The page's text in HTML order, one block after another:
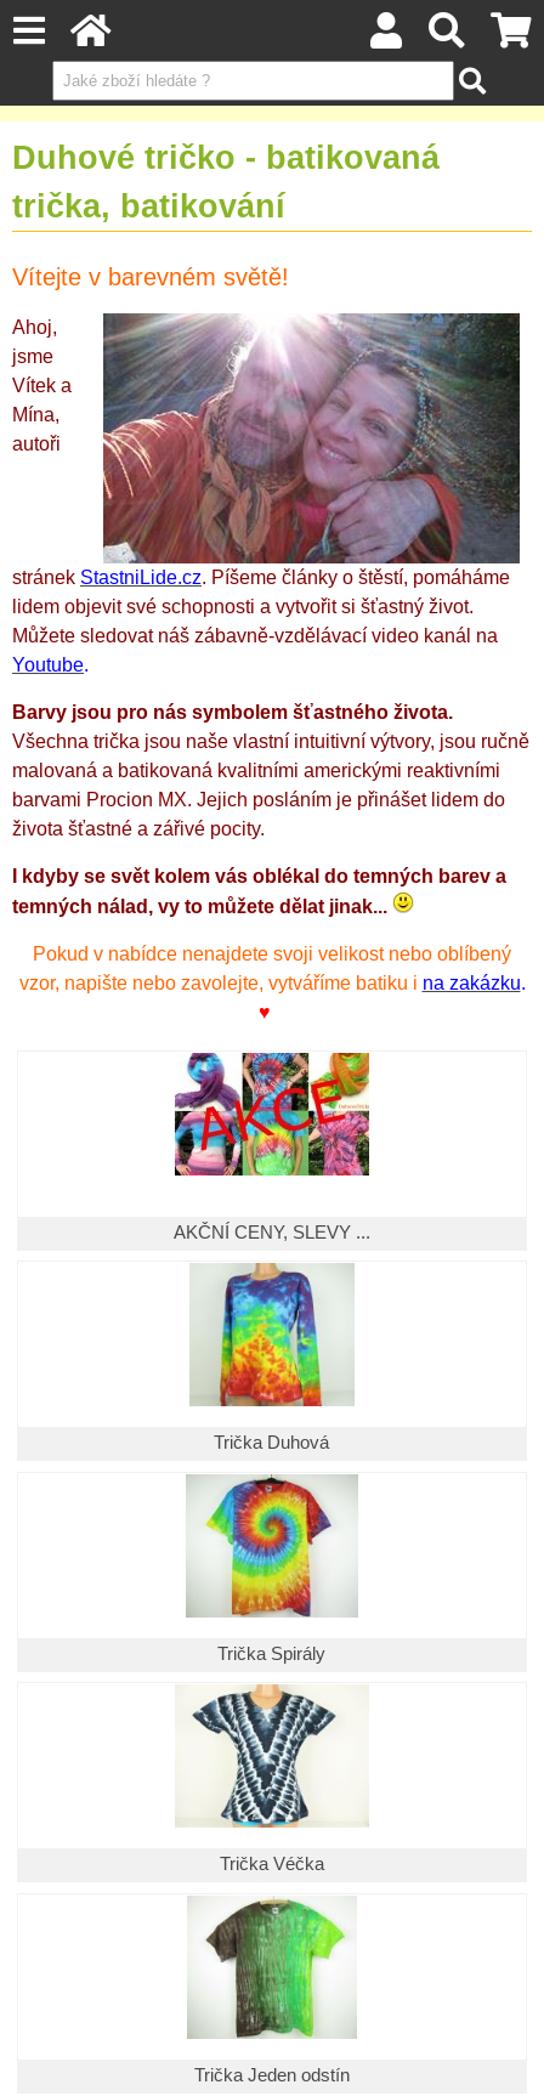
Duhové tričko - batikovaná
trička, batikování
Vítejte v barevném světě!
Ahoj,
jsme
Vítek a
Mína,
autoři
stránek StastniLide.cz. Píšeme články o štěstí, pomáháme
lidem objevit své schopnosti a vytvořit si šťastný život.
Můžete sledovat náš zábavně-vzdělávací video kanál na
Youtube.
Barvy jsou pro nás symbolem šťastného života.
Všechna trička jsou naše vlastní intuitivní výtvory, jsou ručně
malovaná a batikovaná kvalitními americkými reaktivními
barvami Procion MX. Jejich posláním je přinášet lidem do
života šťastné a zářivé pocity.
I kdyby se svět kolem vás oblékal do temných barev a
temných nálad, vy to můžete dělat jinak...
Pokud v nabídce nenajdete svoji velikost nebo oblíbený
vzor, napište nebo zavolejte, vytváříme batiku i na zakázku.
♥
AKČNÍ CENY, SLEVY ...
Trička Duhová
Trička Spirály
Trička Véčka
Trička Jeden odstín